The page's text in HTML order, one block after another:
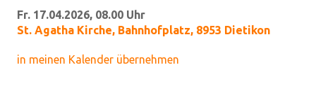
Fr. 17.04.2026, 08.00 Uhr
St. Agatha Kirche, Bahnhofplatz, 8953 Dietikon
in meinen Kalender übernehmen